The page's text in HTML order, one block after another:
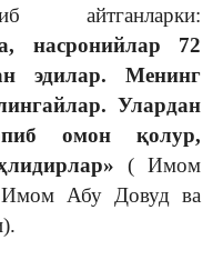
айтганларки:
насронийлар 72
эдилар. Менинг
Улардан
омон қолур,
( Имом
Абу Довуд ва